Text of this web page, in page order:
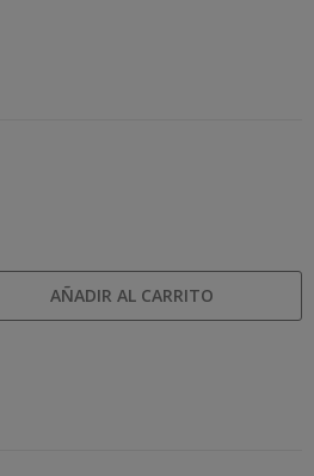
AÑADIR AL CARRITO